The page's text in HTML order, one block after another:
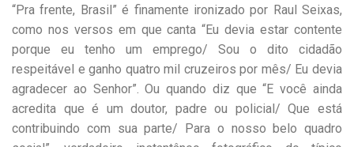
“Pra frente, Brasil” é finamente ironizado por Raul Seixas,
como nos versos em que canta “Eu devia estar contente
porque eu tenho um emprego/ Sou o dito cidadão
respeitável e ganho quatro mil cruzeiros por mês/ Eu devia
agradecer ao Senhor”.Ou quando diz que “E você ainda
acredita que é um doutor, padre ou policial/ Que está
contribuindo com sua parte/ Para o nosso belo quadro